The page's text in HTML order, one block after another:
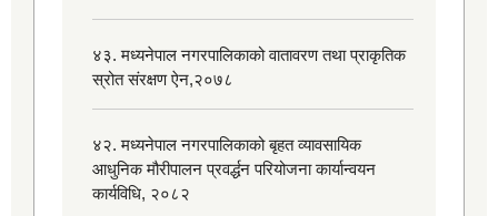
४३. मध्यनेपाल नगरपालिकाको वातावरण तथा प्राकृतिक
स्रोत संरक्षण ऐन,२०७८
४२. मध्यनेपाल नगरपालिकाको बृहत व्यावसायिक
आधुनिक मौरीपालन प्रवर्द्धन परियोजना कार्यान्वयन
कार्यविधि, २०८२